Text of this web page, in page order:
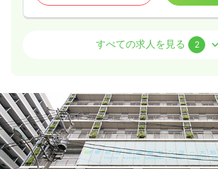
給与 26.0万円〜/月 賞与2回
※一例
時間 8:30～17:30
4週8休以上
ブランク可 月給26万円以
すべての求人を見る 2